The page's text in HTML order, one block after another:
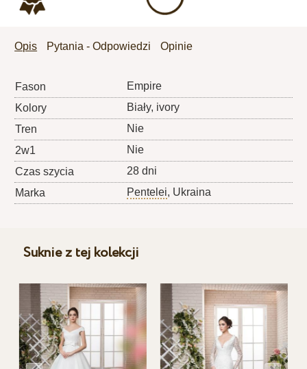
Opis Pytania - Odpowiedzi Opinie
Fason
Empire
Kolory
Biały, ivory
Tren
Nie
2w1
Nie
Czas szycia
28 dni
Marka
Pentelei, Ukraina
Suknie z tej kolekcji